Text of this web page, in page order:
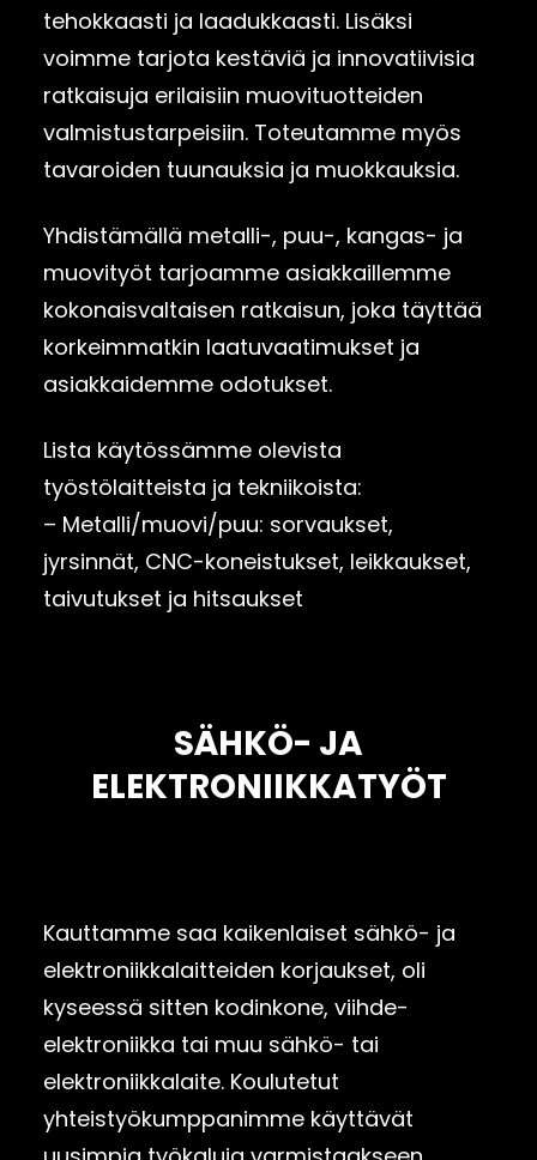
tehokkaasti ja laadukkaasti. Lisäksi
voimme tarjota kestäviä ja innovatiivisia
ratkaisuja erilaisiin muovituotteiden
valmistustarpeisiin. Toteutamme myös
tavaroiden tuunauksia ja muokkauksia.
Yhdistämällä metalli-, puu-, kangas- ja
muovityöt tarjoamme asiakkaillemme
kokonaisvaltaisen ratkaisun, joka täyttää
korkeimmatkin laatuvaatimukset ja
asiakkaidemme odotukset.
Lista käytössämme olevista
työstölaitteista ja tekniikoista:
– Metalli/muovi/puu: sorvaukset,
jyrsinnät, CNC-koneistukset, leikkaukset,
taivutukset ja hitsaukset
SÄHKÖ- JA
ELEKTRONIIKKATYÖT
Kauttamme saa kaikenlaiset sähkö- ja
elektroniikkalaitteiden korjaukset, oli
kyseessä sitten kodinkone, viihde-
elektroniikka tai muu sähkö- tai
elektroniikkalaite. Koulutetut
yhteistyökumppanimme käyttävät